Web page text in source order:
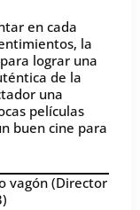
en cada
la
lograr una
de la
una
películas
buen cine para
vagón (Director